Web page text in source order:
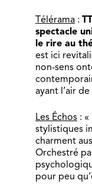
Télérama :
spectacle
le rire au
est ici
non-sens
ayant l’air
Les Échos :
stylistiques
charment
Orchestré
pour peu